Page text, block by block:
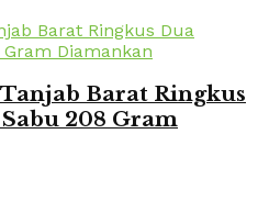
Barat Ringkus
208 Gram